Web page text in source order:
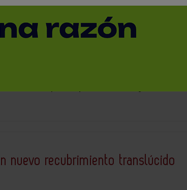
la industria para mejorar alimentos y crear
nuevo recubrimiento translúcido